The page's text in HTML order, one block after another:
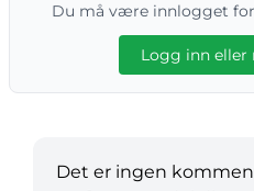
Du må være innlogget
Logg inn eller
Det er ingen